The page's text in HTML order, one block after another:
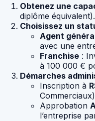
Obtenez une
diplôme équivalent).
Choisissez un
Agent
avec une
Franchise :
à 100 000 €
Démarches
Inscription à
Approbation
l’entreprise